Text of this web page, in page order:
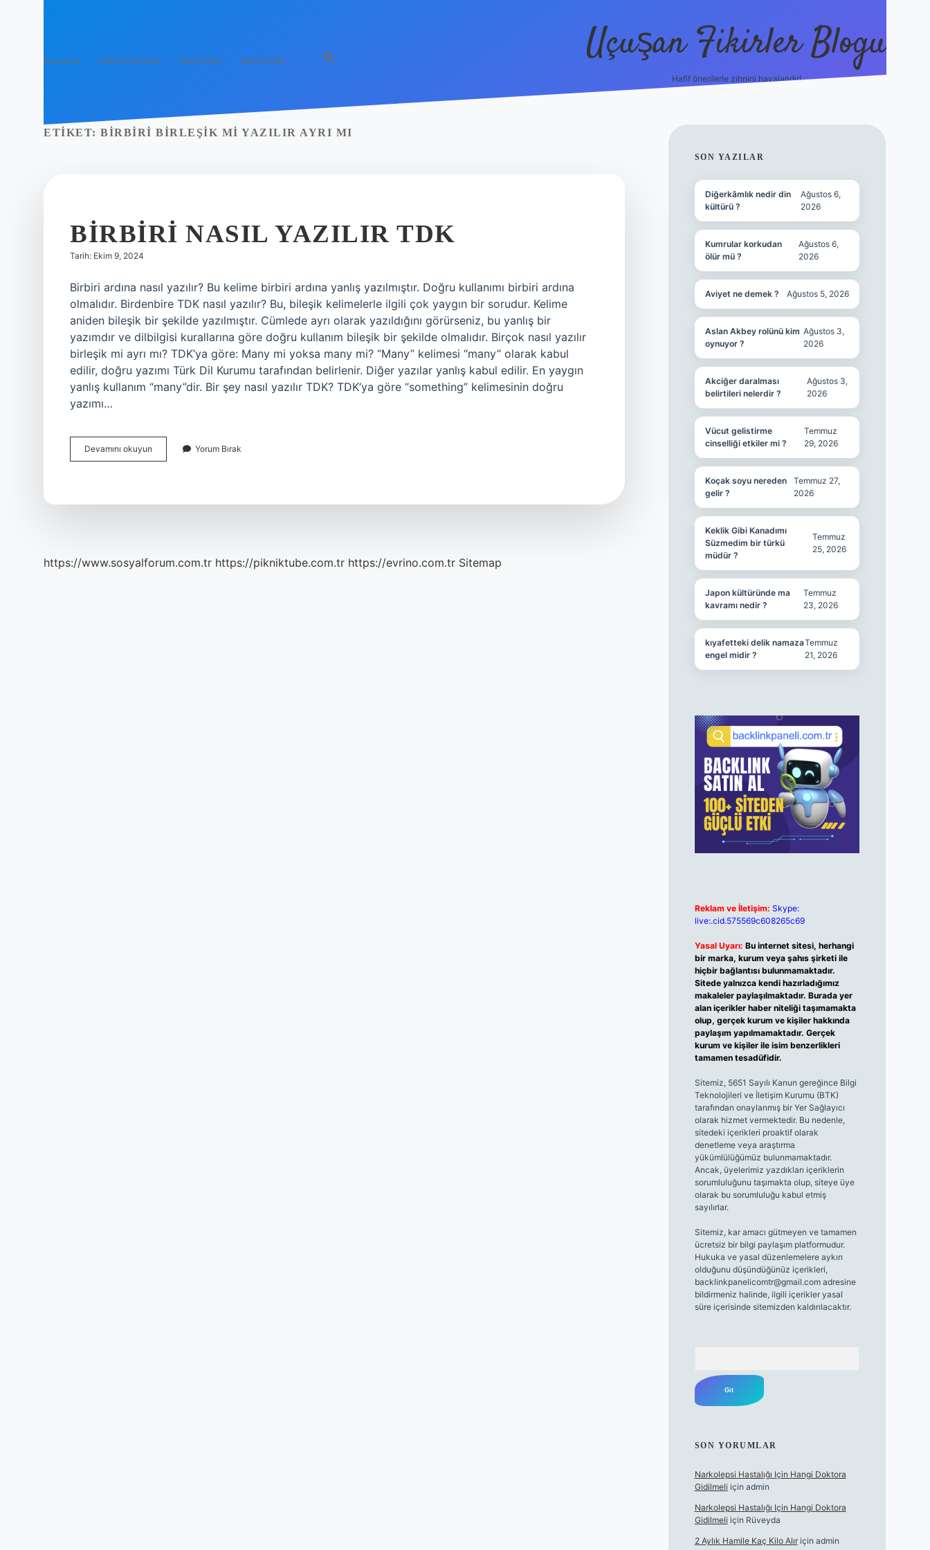
Anasayfa Gizlilik Politikası Yasal Uyarı Hakkımızda Uçuşan Fikirler Blogu
Hafif önerilerle zihnini havalandır!
ETIKET: BIRBIRI BIRLEŞIK MI YAZILIR AYRI MI
BIRBIRI NASIL YAZILIR TDK
Tarih: Ekim 9, 2024
Birbiri ardına nasıl yazılır? Bu kelime birbiri ardına yanlış yazılmıştır. Doğru kullanımı birbiri ardına
olmalıdır. Birdenbire TDK nasıl yazılır? Bu, bileşik kelimelerle ilgili çok yaygın bir sorudur. Kelime
aniden bileşik bir şekilde yazılmıştır. Cümlede ayrı olarak yazıldığını görürseniz, bu yanlış bir
yazımdır ve dilbilgisi kurallarına göre doğru kullanım bileşik bir şekilde olmalıdır. Birçok nasıl yazılır
birleşik mi ayrı mı? TDK’ya göre: Many mi yoksa many mi? “Many” kelimesi “many” olarak kabul
edilir, doğru yazımı Türk Dil Kurumu tarafından belirlenir. Diğer yazılar yanlış kabul edilir. En yaygın
yanlış kullanım “many”dir. Bir şey nasıl yazılır TDK? TDK’ya göre “something” kelimesinin doğru
yazımı…
Devamını okuyun
Nasıl
Yorum Bırak
https://www.sosyalforum.com.tr https://pikniktube.com.tr https://evrino.com.tr Sitemap
SIDEBAR
SON YAZILAR
Diğerkâmlık nedir din
kültürü ?
Ağustos 6,
2026
Kumrular korkudan
ölür mü ?
Ağustos 6,
2026
Aviyet ne demek ? Ağustos 5, 2026
Aslan Akbey rolünü kim
oynuyor ?
Ağustos 3,
2026
Akciğer daralması
belirtileri nelerdir ?
Ağustos 3,
2026
Vücut gelistirme
cinselliği etkiler mi ?
Temmuz
29, 2026
Koçak soyu nereden
gelir ?
Temmuz 27,
2026
Keklik Gibi Kanadımı
Süzmedim bir türkü
müdür ?
Temmuz
25, 2026
Japon kültüründe ma
kavramı nedir ?
Temmuz
23, 2026
kıyafetteki delik namaza
engel midir ?
Temmuz
21, 2026
Reklam ve İletişim: Skype:
live:.cid.575569c608265c69
Yasal Uyarı: Bu internet sitesi, herhangi
bir marka, kurum veya şahıs şirketi ile
hiçbir bağlantısı bulunmamaktadır.
Sitede yalnızca kendi hazırladığımız
makaleler paylaşılmaktadır. Burada yer
alan içerikler haber niteliği taşımamakta
olup, gerçek kurum ve kişiler hakkında
paylaşım yapılmamaktadır. Gerçek
kurum ve kişiler ile isim benzerlikleri
tamamen tesadüfidir.
Sitemiz, 5651 Sayılı Kanun gereğince Bilgi
Teknolojileri ve İletişim Kurumu (BTK)
tarafından onaylanmış bir Yer Sağlayıcı
olarak hizmet vermektedir. Bu nedenle,
sitedeki içerikleri proaktif olarak
denetleme veya araştırma
yükümlülüğümüz bulunmamaktadır.
Ancak, üyelerimiz yazdıkları içeriklerin
sorumluluğunu taşımakta olup, siteye üye
olarak bu sorumluluğu kabul etmiş
sayılırlar.
Sitemiz, kar amacı gütmeyen ve tamamen
ücretsiz bir bilgi paylaşım platformudur.
Hukuka ve yasal düzenlemelere aykırı
olduğunu düşündüğünüz içerikleri,
backlinkpanelicomtr@gmail.comadresine
bildirmeniz halinde, ilgili içerikler yasal
süre içerisinde sitemizden kaldırılacaktır.
SON YORUMLAR
Narkolepsi Hastalığı Için Hangi Doktora
Gidilmeli için admin
Narkolepsi Hastalığı Için Hangi Doktora
Gidilmeli için Rüveyda
2 Aylık Hamile Kaç Kilo Alıriçin admin
hiltonbet güncel giriş